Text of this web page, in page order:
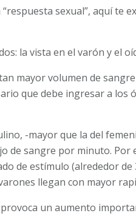
sexual”, aquí te
la vista en el varón y el
mayor volumen de
que debe ingresar a los
-mayor que la del
de sangre por minuto. Por
de estímulo (alrededor
llegan con mayor
un aumento